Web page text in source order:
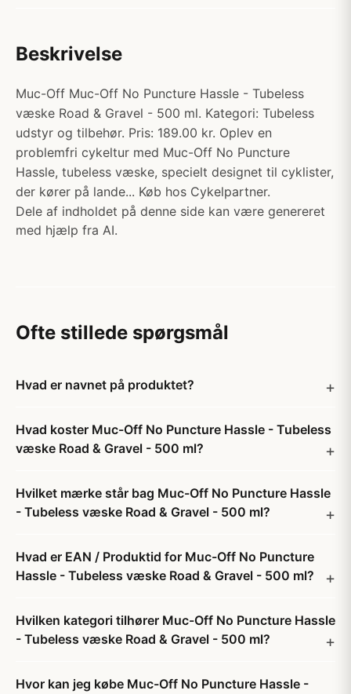
Beskrivelse
Muc-Off Muc-Off No Puncture Hassle - Tubeless
væske Road & Gravel - 500 ml. Kategori: Tubeless
udstyr og tilbehør. Pris: 189.00 kr. Oplev en
problemfri cykeltur med Muc-Off No Puncture
Hassle, tubeless væske, specielt designet til cyklister,
der kører på lande... Køb hos Cykelpartner.
Dele af indholdet på denne side kan være genereret
med hjælp fra AI.
Ofte stillede spørgsmål
Hvad er navnet på produktet?
Hvad koster Muc-Off No Puncture Hassle - Tubeless
væske Road & Gravel - 500 ml?
Hvilket mærke står bag Muc-Off No Puncture Hassle
- Tubeless væske Road & Gravel - 500 ml?
Hvad er EAN / Produktid for Muc-Off No Puncture
Hassle - Tubeless væske Road & Gravel - 500 ml?
Hvilken kategori tilhører Muc-Off No Puncture Hassle
- Tubeless væske Road & Gravel - 500 ml?
Hvor kan jeg købe Muc-Off No Puncture Hassle -